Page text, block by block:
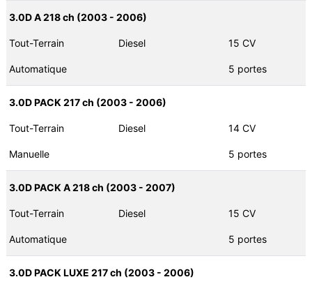
3.0D A 218 ch (2003 - 2006)
Tout-Terrain Diesel 15 CV
Automatique 5 portes
3.0D PACK 217 ch (2003 - 2006)
Tout-Terrain Diesel 14 CV
Manuelle 5 portes
3.0D PACK A 218 ch (2003 - 2007)
Tout-Terrain Diesel 15 CV
Automatique 5 portes
3.0D PACK LUXE 217 ch (2003 - 2006)